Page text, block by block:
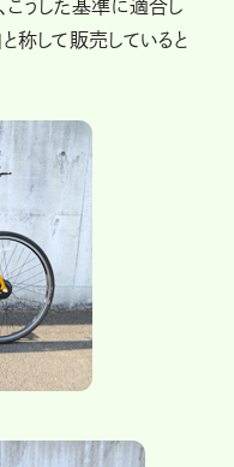
こうした基準に適合し
称して販売していると